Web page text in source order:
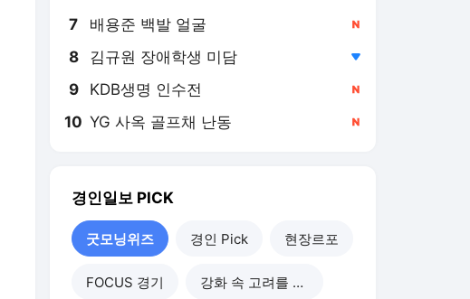
7 배용준 백발 얼굴
8 김규원 장애학생 미담
9 KDB생명 인수전
10 YG 사옥 골프채 난동
경인일보 PICK
굿모닝위즈 경인 Pick 현장르포
FOCUS 경기 강화 속 고려를 찾아서